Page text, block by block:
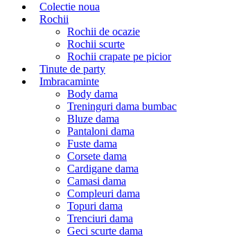
Colectie noua
Rochii
Rochii de ocazie
Rochii scurte
Rochii crapate pe picior
Tinute de party
Imbracaminte
Body dama
Treninguri dama bumbac
Bluze dama
Pantaloni dama
Fuste dama
Corsete dama
Cardigane dama
Camasi dama
Compleuri dama
Topuri dama
Trenciuri dama
Geci scurte dama